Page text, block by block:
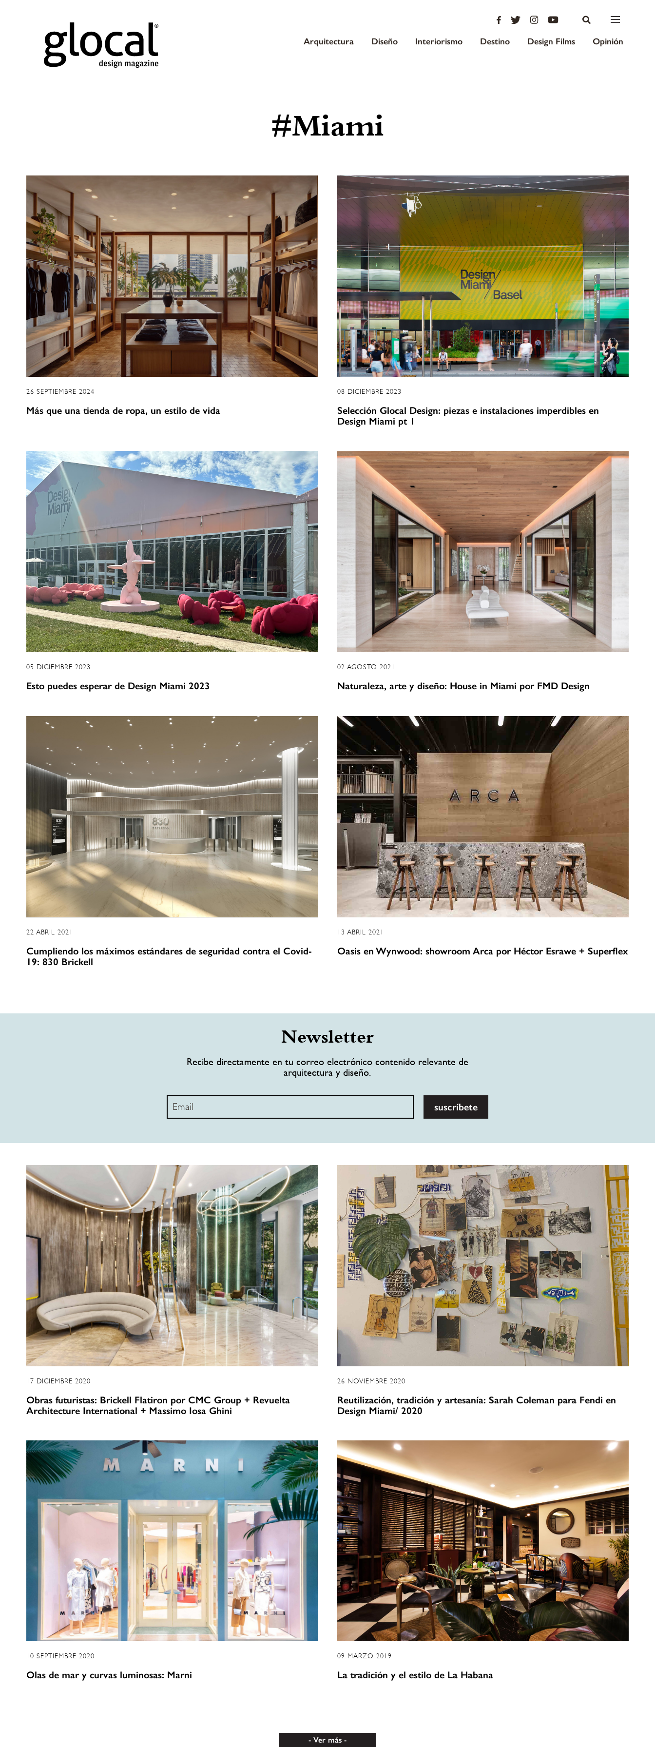
Arquitectura Diseño Interiorismo Destino Design Films Opinión
#Miami
26 SEPTIEMBRE 2024
Más que una tienda de ropa, un estilo de vida
08 DICIEMBRE 2023
Selección Glocal Design: piezas e instalaciones imperdibles en
Design Miami pt 1
05 DICIEMBRE 2023
Esto puedes esperar de Design Miami 2023
02 AGOSTO 2021
Naturaleza, arte y diseño: House in Miami por FMD Design
22 ABRIL 2021
Cumpliendo los máximos estándares de seguridad contra el Covid-
19: 830 Brickell
13 ABRIL 2021
Oasis en Wynwood: showroom Arca por Héctor Esrawe + Superflex
Newsletter
Recibe directamente en tu correo electrónico contenido relevante de
arquitectura y diseño.
suscríbete
17 DICIEMBRE 2020
Obras futuristas: Brickell Flatiron por CMC Group + Revuelta
Architecture International + Massimo Iosa Ghini
26 NOVIEMBRE 2020
Reutilización, tradición y artesanía: Sarah Coleman para Fendi en
Design Miami/ 2020
10 SEPTIEMBRE 2020
Olas de mar y curvas luminosas: Marni
09 MARZO 2019
La tradición y el estilo de La Habana
Ver más